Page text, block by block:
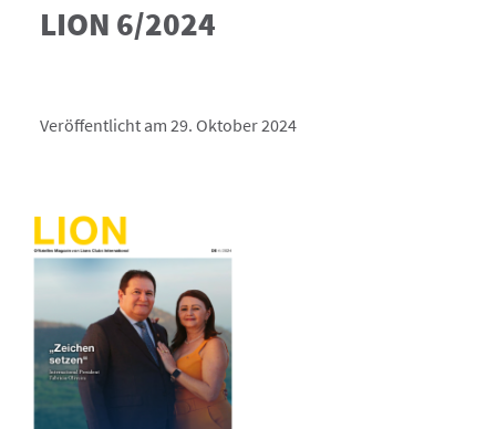
LION 6/2024
Veröffentlicht am 29. Oktober 2024